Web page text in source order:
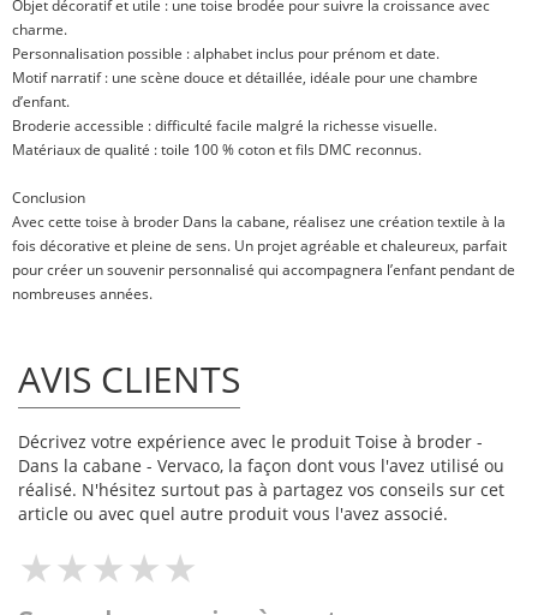
Objet décoratif et utile : une toise brodée pour suivre la croissance avec
charme.
Personnalisation possible : alphabet inclus pour prénom et date.
Motif narratif : une scène douce et détaillée, idéale pour une chambre
d’enfant.
Broderie accessible : difficulté facile malgré la richesse visuelle.
Matériaux de qualité : toile 100 % coton et fils DMC reconnus.
Conclusion
Avec cette toise à broder Dans la cabane, réalisez une création textile à la
fois décorative et pleine de sens. Un projet agréable et chaleureux, parfait
pour créer un souvenir personnalisé qui accompagnera l’enfant pendant de
nombreuses années.
AVIS CLIENTS
Décrivez votre expérience avec le produit Toise à broder -
Dans la cabane - Vervaco, la façon dont vous l'avez utilisé ou
réalisé. N'hésitez surtout pas à partagez vos conseils sur cet
article ou avec quel autre produit vous l'avez associé.